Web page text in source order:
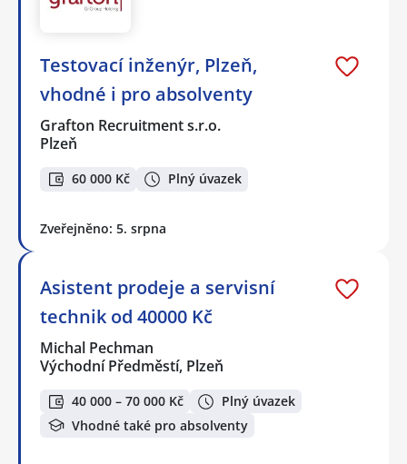
Testovací inženýr, Plzeň,
vhodné i pro absolventy
Grafton Recruitment s.r.o.
Plzeň
60 000 Kč Plný úvazek
Zveřejněno: 5. srpna
Asistent prodeje a servisní
technik od 40000 Kč
Michal Pechman
Východní Předměstí, Plzeň
40 000 – 70 000 Kč
Plný úvazek
Vhodné také pro absolventy